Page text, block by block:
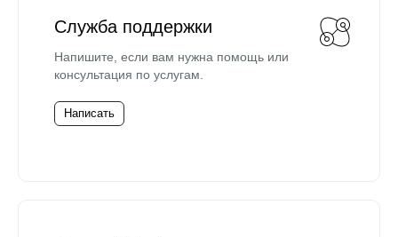
Служба поддержки
Напишите, если вам нужна помощь или
консультация по услугам.
Написать